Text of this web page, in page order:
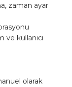
zaman ayar
ve kullanıcı
olarak